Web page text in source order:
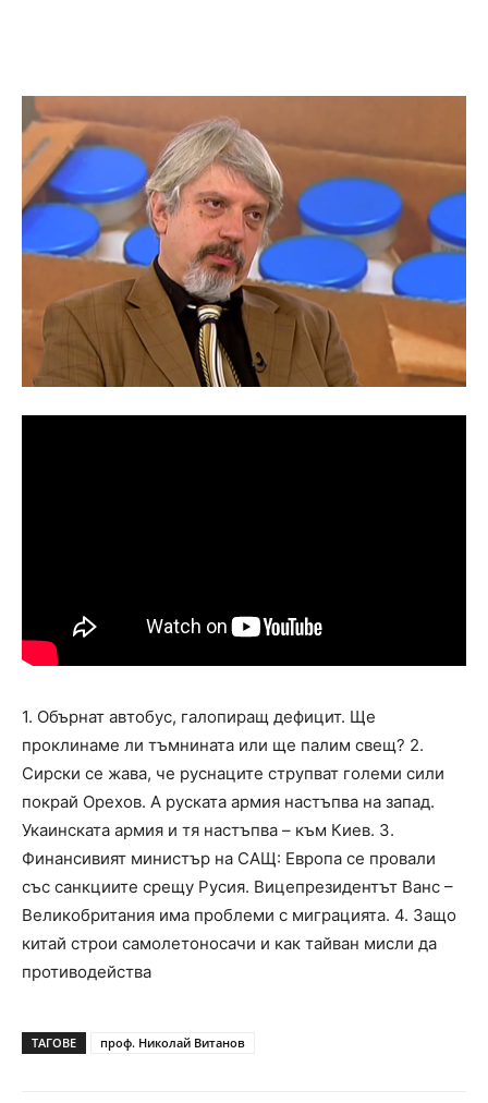
1. Обърнат автобус, галопиращ дефицит. Ще
проклинаме ли тъмнината или ще палим свещ? 2.
Сирски се жава, че руснаците струпват големи сили
покрай Орехов. А руската армия настъпва на запад.
Укаинската армия и тя настъпва – към Киев. 3.
Финансивият министър на САЩ: Европа се провали
със санкциите срещу Русия. Вицепрезидентът Ванс –
Великобритания има проблеми с миграцията. 4. Защо
китай строи самолетоносачи и как тайван мисли да
противодейства
ТАГОВЕ проф. Николай Витанов